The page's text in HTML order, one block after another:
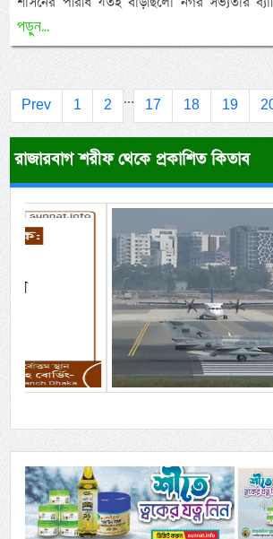
পড়ুন...
Prev 1 2 ... 17 18 19
রাজারবাগ শরীফ থেকে প্রকাশিত কিতাব